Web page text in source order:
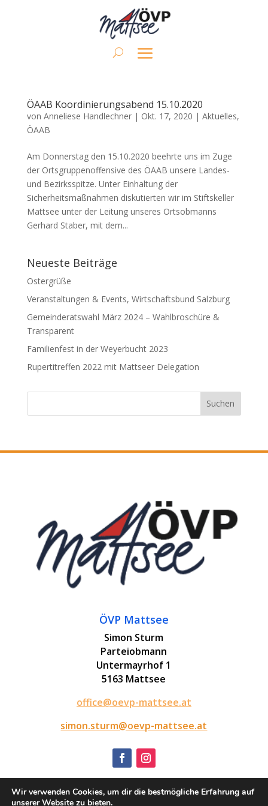
ÖAAB Koordinierungsabend 15.10.2020
von Anneliese Handlechner| Okt. 17, 2020 | Aktuelles,
ÖAAB
Am Donnerstag den 15.10.2020 beehrte uns im Zuge
der Ortsgruppenoffensive des ÖAAB unsere Landes-
und Bezirksspitze. Unter Einhaltung der
Sicherheitsmaßnahmen diskutierten wir im Stiftskeller
Mattsee unter der Leitung unseres Ortsobmanns
Gerhard Staber, mit dem...
Neueste Beiträge
Ostergrüße
Veranstaltungen & Events, Wirtschaftsbund Salzburg
Gemeinderatswahl März 2024 – Wahlbroschüre &
Transparent
Familienfest in der Weyerbucht 2023
Rupertitreffen 2022 mit Mattseer Delegation
ÖVP Mattsee
Simon Sturm
Parteiobmann
Untermayrhof 1
5163 Mattsee
office@oevp-mattsee.at
simon.sturm@oevp-mattsee.at
Impressum
Wir verwenden Cookies, um dir die bestmögliche Erfahrung auf
unserer Website zu bieten.